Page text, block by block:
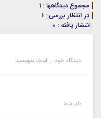
مجموع دیدگاهها : 1
در انتظار بررسی : 1
انتشار یافته : 0
دیدگاه خود را اینجا بنویسید
نام شما